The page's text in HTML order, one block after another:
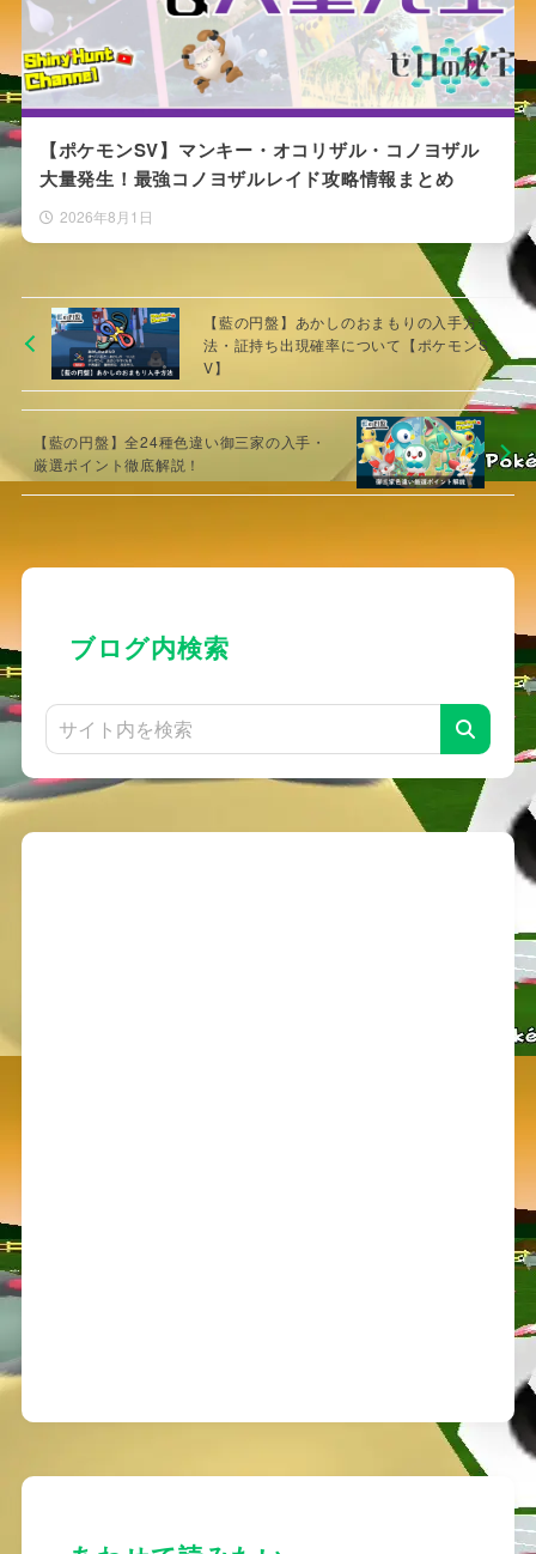
【ポケモンSV】マンキー・オコリザル・コノヨザル
大量発生！最強コノヨザルレイド攻略情報まとめ
2026年8月1日
【藍の円盤】あかしのおまもりの入手方
法・証持ち出現確率について【ポケモンS
V】
【藍の円盤】全24種色違い御三家の入手・
厳選ポイント徹底解説！
ブログ内検索